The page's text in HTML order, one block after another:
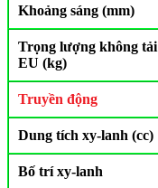
Khoảng sáng (mm)
Trọng lượng không tải
EU (kg)
Truyền động
Dung tích xy-lanh (cc)
Bố trí xy-lanh